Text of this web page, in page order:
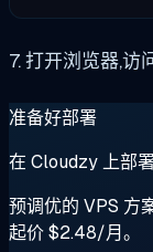
7. 打开浏览器,访
准备好部署
在 Cloudzy 上部
预调优的 VPS 方
起价 $2.48/月。